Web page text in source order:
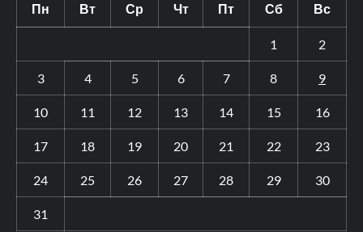
Пн Вт Ср Чт Пт Сб Вс
1 2
3 4 5 6 7 8 9
10 11 12 13 14 15 16
17 18 19 20 21 22 23
24 25 26 27 28 29 30
31